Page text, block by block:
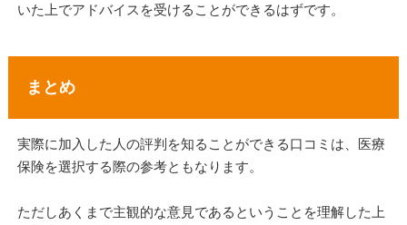
いた上でアドバイスを受けることができるはずです。
まとめ
実際に加入した人の評判を知ることができる口コミは、医療
保険を選択する際の参考ともなります。
ただしあくまで主観的な意見であるということを理解した上